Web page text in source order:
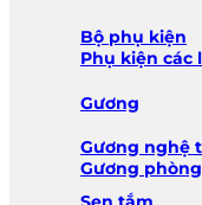
Bộ phụ kiện
Phụ kiện các
Gương
Gương nghệ
Gương